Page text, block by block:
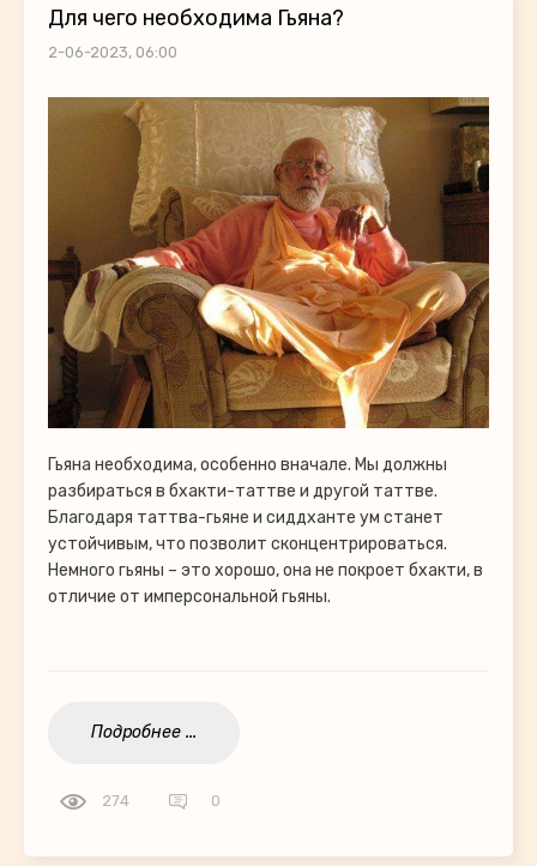
Для чего необходима Гьяна?
2-06-2023, 06:00
Гьяна необходима, особенно вначале. Мы должны
разбираться в бхакти-таттве и другой таттве.
Благодаря таттва-гьяне и сиддханте ум станет
устойчивым, что позволит сконцентрироваться.
Немного гьяны – это хорошо, она не покроет бхакти, в
отличие от имперсональной гьяны.
Подробнее ...
274 0